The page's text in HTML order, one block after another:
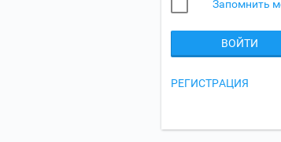
Запомнить
ВОЙТИ
РЕГИСТРАЦИЯ